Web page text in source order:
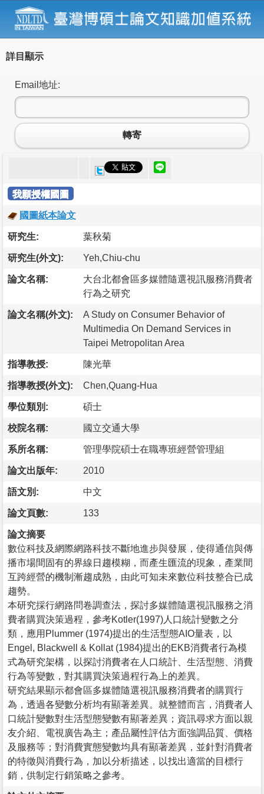
詳目顯示
Email地址:
轉寄
我願授權國圖
國圖紙本論文
研究生: 葉秋菊
研究生(外文): Yeh,Chiu-chu
論文名稱:
大台北都會區多媒體隨選視訊服務消費者
行為之研究
論文名稱(外文):
A Study on Consumer Behavior of
Multimedia On Demand Services in
Taipei Metropolitan Area
指導教授: 陳光華
指導教授(外文): Chen,Quang-Hua
學位類別: 碩士
校院名稱: 國立交通大學
系所名稱: 管理學院碩士在職專班經營管理組
論文出版年: 2010
語文別: 中文
論文頁數: 133
論文摘要
數位科技及網際網路科技不斷地進步與發展，使得通信與傳
播市場間固有的界線日趨模糊，而產生匯流的現象，產業間
互跨經營的機制漸趨成熟，由此可知未來數位科技整合已成
趨勢。
本研究採行網路問卷調查法，探討多媒體隨選視訊服務之消
費者購買決策過程，參考Kotler(1997)人口統計變數之分
類，應用Plummer (1974)提出的生活型態AIO量表，以
Engel, Blackwell & Kollat (1984)提出的EKB消費者行為模
式為研究架構，以探討消費者在人口統計、生活型態、消費
行為等變數，對其購買決策過程行為上的差異。
研究結果顯示都會區多媒體隨選視訊服務消費者的購買行
為，透過各變數分析均有顯著差異。就整體而言，消費者人
口統計變數對生活型態變數有顯著差異；資訊尋求方面以親
友介紹、電視廣告為主；產品屬性評估方面強調品質、價格
及服務等；對消費實態變數均具有顯著差異，並針對消費者
的特徵與消費行為，加以分析描述，以找出適當的目標行
銷，供制定行銷策略之參考。